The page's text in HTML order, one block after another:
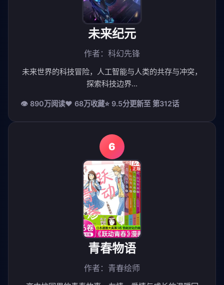
未来纪元
作者：科幻先锋
未来世界的科技冒险，人工智能与人类的共存与冲突，
探索科技边界...
👁 890万阅读❤️ 68万收藏⭐ 9.5分更新至 第312话
6
青春物语
作者：青春绘师